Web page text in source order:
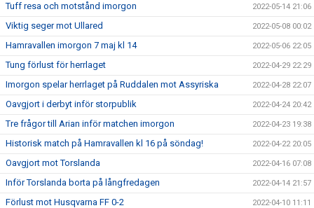
Tuff resa och motstånd imorgon 2022-05-14 21:06
Viktig seger mot Ullared 2022-05-08 00:02
Hamravallen imorgon 7 maj kl 14 2022-05-06 22:05
Tung förlust för herrlaget 2022-04-29 22:29
Imorgon spelar herrlaget på Ruddalen mot Assyriska 2022-04-28 22:07
Oavgjort i derbyt inför storpublik 2022-04-24 20:42
Tre frågor till Arian inför matchen imorgon 2022-04-23 19:38
Historisk match på Hamravallen kl 16 på söndag! 2022-04-22 20:05
Oavgjort mot Torslanda 2022-04-16 07:08
Inför Torslanda borta på långfredagen 2022-04-14 21:57
Förlust mot Husqvarna FF 0-2 2022-04-10 11:11